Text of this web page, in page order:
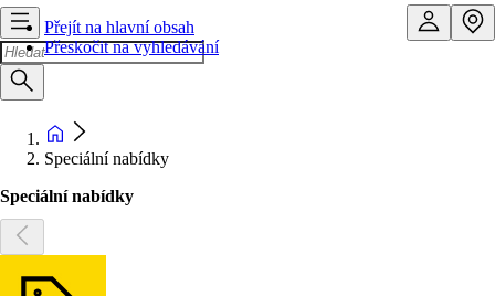
Přejít na hlavní obsah
Přeskočit na vyhledávání
Speciální nabídky
Speciální nabídky